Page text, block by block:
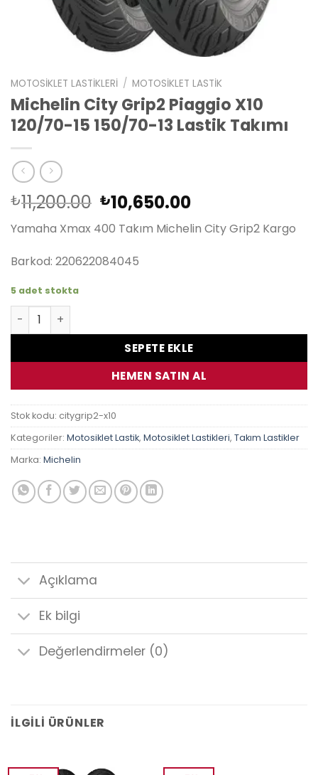
MOTOSIKLET LASTIKLERI / MOTOSIKLET LASTIK
Michelin City Grip2 Piaggio X10
120/70-15 150/70-13 Lastik Takımı
₺11,200.00 Orijinal
fiyat:
₺11,200.00.
₺10,650.00Şu
andaki
fiyat:
Yamaha Xmax 400 Takım Michelin City Grip2 Kargo
Barkod: 220622084045
5 adet stokta
Michelin City Grip2 Piaggio X10 120/70-15 150/70-13
SEPETE EKLE
HEMEN SATIN AL
Stok kodu: citygrip2-x10
Kategoriler: Motosiklet Lastik, Motosiklet Lastikleri, Takım Lastikler
Marka: Michelin
Açıklama
Ek bilgi
Değerlendirmeler (0)
İLGILI ÜRÜNLER